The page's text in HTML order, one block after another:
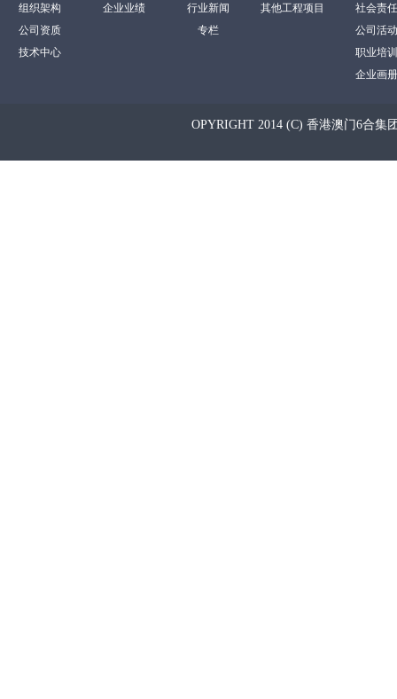
组织架构
公司资质
技术中心
企业业绩
行业新闻
专栏
其他工程项目
社会责任
公司活动
职业培训
企业画册
OPYRIGHT 2014 (C) 香港澳门6合集